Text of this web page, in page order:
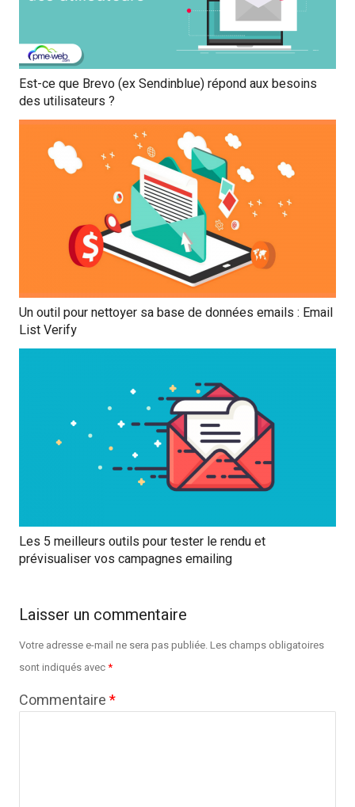
Est-ce que Brevo (ex Sendinblue) répond aux besoins
des utilisateurs ?
Un outil pour nettoyer sa base de données emails : Email
List Verify
Les 5 meilleurs outils pour tester le rendu et
prévisualiser vos campagnes emailing
Laisser un commentaire
Votre adresse e-mail ne sera pas publiée.Les champs obligatoires
sont indiqués avec*
Commentaire*